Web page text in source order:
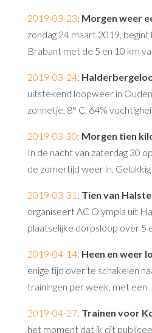
2019-03-23: Morgen weer
zondag 24 maart 2019,
Brabant met de 5 en 10 km
2019-03-24:
uitstekend loopweer in
zonnetje, 8° C, 64%
2019-03-30: Morgen tien
In de nacht van zaterdag 30
de zomertijd weer in.
2019-03-31 : Tien van
organiseert AC Olympia uit
plaatselijke dorpsloop over 5
2019-04-14: Heen en weer
enige tijd over te schakelen
trainingen per week, met een
2019-04-27: Trainen voor
het moment dat ik dit